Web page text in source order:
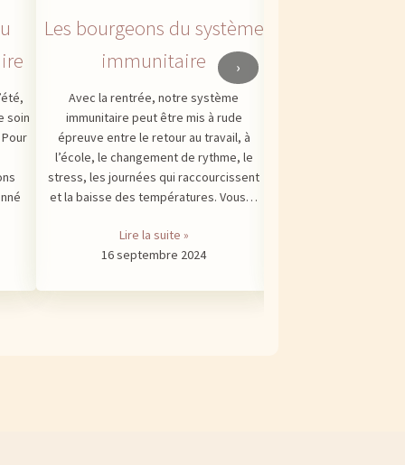
soin
Les bourgeons du système
immunitaire
Avec la rentrée, notre système
immunitaire peut être mis à rude
épreuve entre le retour au travail, à
l’école, le changement de rythme, le
stress, les journées qui raccourcissent
et la baisse des températures. Vous…
Lire la suite »
16 septembre 2024
›